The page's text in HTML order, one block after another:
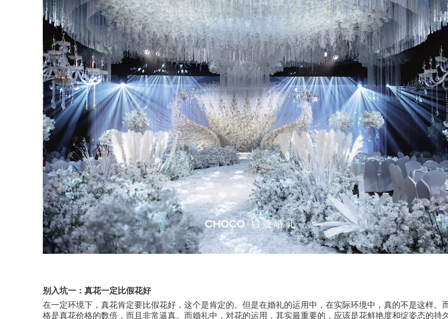
别入坑一：真花一定比假花好
在一定环境下，真花肯定要比假花好，这个是肯定的。但是在婚礼的运用中，在实际环境中，真的不是这样。
格是真花价格的数倍，而且非常逼真。而婚礼中，对花的运用，其实最重要的，应该是花鲜艳度和绽姿态的持